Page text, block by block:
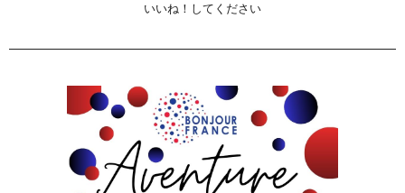
いいね！してください